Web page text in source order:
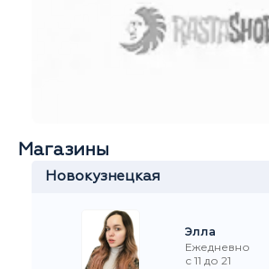
Магазины
Новокузнецкая
Элла
Ежедневно
с 11 до 21